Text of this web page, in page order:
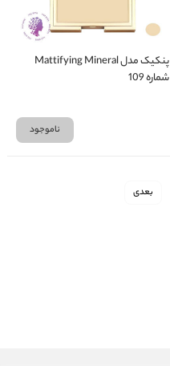
پنکیک مدل Mattifying Mineral
شماره 109
ناموجود
بعدی